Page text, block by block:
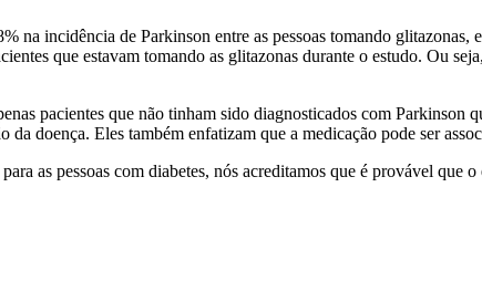
na incidência de Parkinson entre as pessoas tomando
que estavam tomando as glitazonas durante o estudo. Ou
pacientes que não tinham sido diagnosticados com
da doença. Eles também enfatizam que a medicação pode ser
as pessoas com diabetes, nós acreditamos que é provável